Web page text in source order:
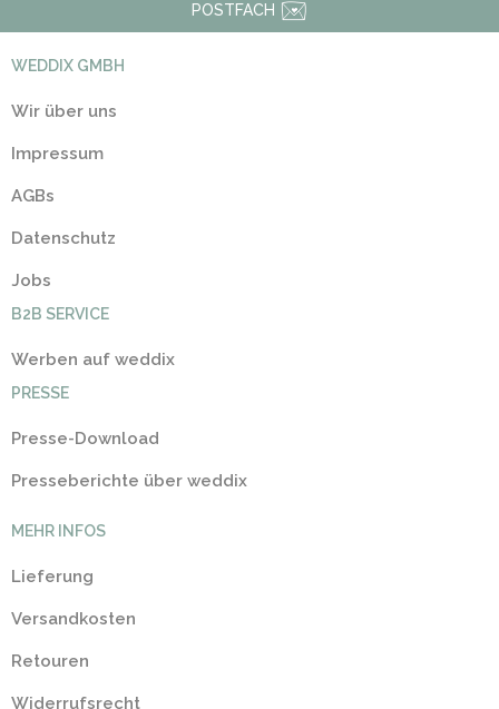
POSTFACH
WEDDIX GMBH
Wir über uns
Impressum
AGBs
Datenschutz
Jobs
B2B SERVICE
Werben auf weddix
PRESSE
Presse-Download
Presseberichte über weddix
MEHR INFOS
Lieferung
Versandkosten
Retouren
Widerrufsrecht